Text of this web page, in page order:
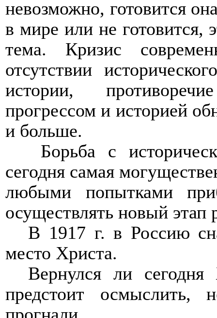
невозможно, готовится
в мире или не готовится,
тема. Кризис
отсутствии
истории,
прогрессом и историей
и больше.
Борьба с
сегодня самая
любыми попытками
осуществлять новый этап
В 1917 г. в Россию
место Христа.
Вернулся ли
предстоит